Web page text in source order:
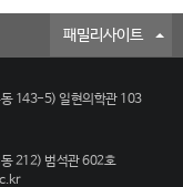
패밀리사이트
143-5) 일현의학관 103
212) 범석관 602호